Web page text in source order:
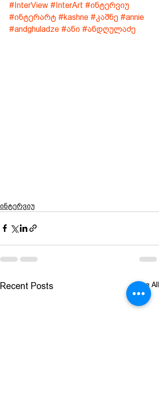
#InterView #InterArt #ინტერვიუ
#ინტერარტ #kashne #კაშნე #annie
#andghuladze #ანი #ანდღულაძე
ინტერვიუ
Recent Posts See All